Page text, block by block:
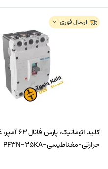
ارسال فوری
کلید
حرارتی-مغناطیسی-PF3N-35KA